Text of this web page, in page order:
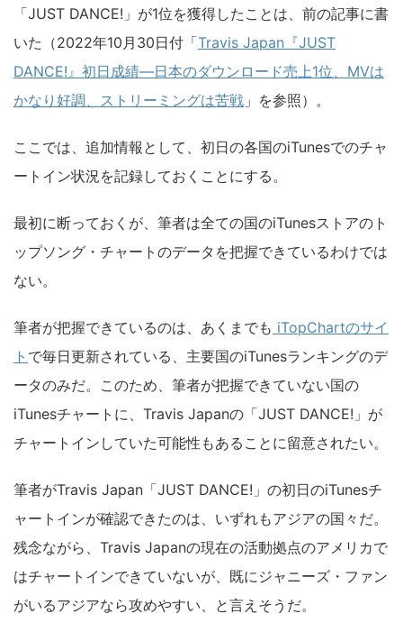
「JUST DANCE!」が1位を獲得したことは、前の記事に書
いた（2022年10月30日付「Travis Japan『JUST
DANCE!』初日成績―日本のダウンロード売上1位、MVは
かなり好調、ストリーミングは苦戦 」を参照）。
ここでは、追加情報として、初日の各国のiTunesでのチャ
ートイン状況を記録しておくことにする。
最初に断っておくが、筆者は全ての国のiTunesストアのト
ップソング・チャートのデータを把握できているわけでは
ない。
筆者が把握できているのは、あくまでも iTopChartのサイ
ト で毎日更新されている、主要国のiTunesランキングのデ
ータのみだ。このため、筆者が把握できていない国の
iTunesチャートに、Travis Japanの「JUST DANCE!」が
チャートインしていた可能性もあることに留意されたい。
筆者がTravis Japan「JUST DANCE!」の初日のiTunesチ
ャートインが確認できたのは、いずれもアジアの国々だ。
残念ながら、Travis Japanの現在の活動拠点のアメリカで
はチャートインできていないが、既にジャニーズ・ファン
がいるアジアなら攻めやすい、と言えそうだ。